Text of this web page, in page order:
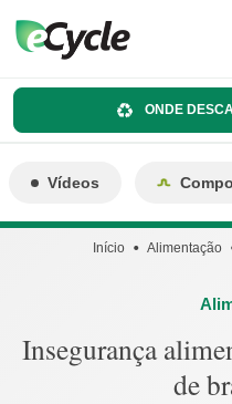
ONDE
Vídeos
Início Alimentação
Insegurança
de